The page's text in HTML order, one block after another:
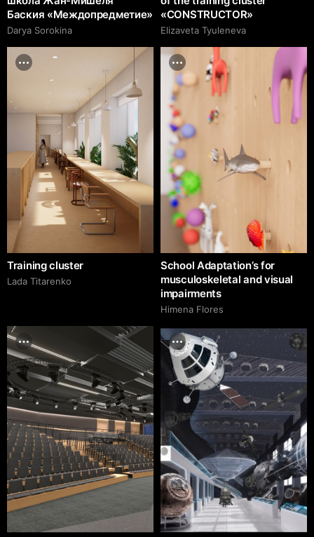
Баския «Междопредметие»
Darya Sorokina
«CONSTRUCTOR»
Elizaveta Tyuleneva
Training cluster
Lada Titarenko
School Adaptation’s for
musculoskeletal and visual
impairments
Himena Flores